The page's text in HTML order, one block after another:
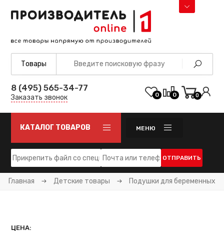
8 (495) 565-34-77
Заказать звонок 0 0 0
КАТАЛОГ ТОВАРОВ МЕНЮ
ОТПРАВИТЬ
Главная Детские товары Подушки для беременных
ЦЕНА: